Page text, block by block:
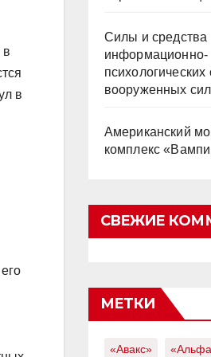
в
в
Силы и средства
информационно-
вооруженных
Американский
комплекс
СВЕЖИЕ
МЕТКИ
«Авакс»